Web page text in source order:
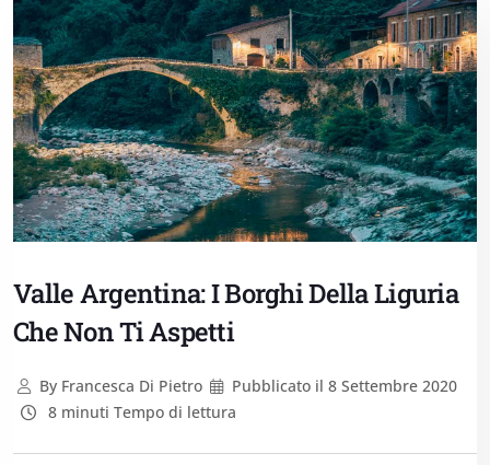
Valle Argentina: I Borghi Della Liguria
Che Non Ti Aspetti
ByFrancesca Di Pietro Pubblicato il 8 Settembre 2020
8 minuti Tempo di lettura